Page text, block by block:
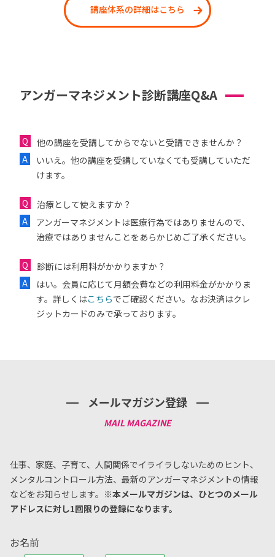
講座体系の詳細はこちら
アンガーマネジメント診断講座Q&A
他の講座を受講してからでないと受講できませんか？
いいえ。他の講座を受講していなくても受講していただ
けます。
治療として使えますか？
アンガーマネジメントは医療行為ではありませんので、
治療ではありませんことをあらかじめご了承ください。
診断には利用料がかかりますか？
はい。会員に応じて月額会費などの利用料金がかかりま
す。詳しくはこちらでご確認ください。なお決済はクレ
ジットカードのみで承っております。
メールマガジン登録
仕事、家庭、子育て、人間関係でイライラしないためのヒント、
メンタルコントロール方法、 最新のアンガーマネジメントの情報
などをお知らせします。 ※本メールマガジンは、ひとつのメール
アドレスに対し1回限りの登録になります。
お名前